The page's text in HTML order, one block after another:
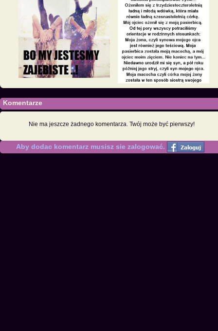
Komentarze
Nie ma jeszcze żadnego komentarza. Twój może być pierwszy!
Aby dodac komentarz musisz sie zalogować.